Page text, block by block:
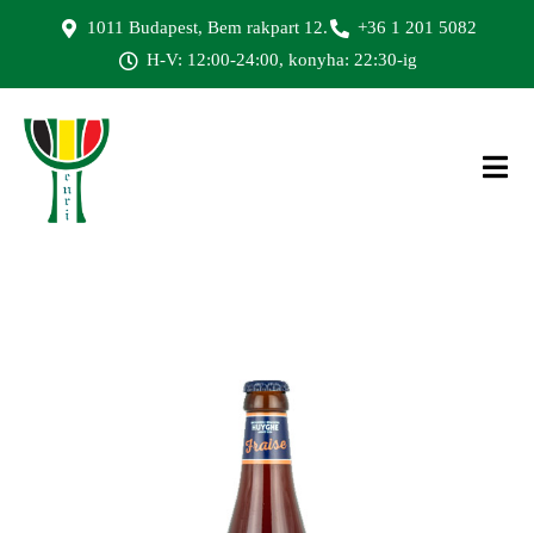
1011 Budapest, Bem rakpart 12.
+36 1 201 5082
H-V: 12:00-24:00, konyha: 22:30-ig